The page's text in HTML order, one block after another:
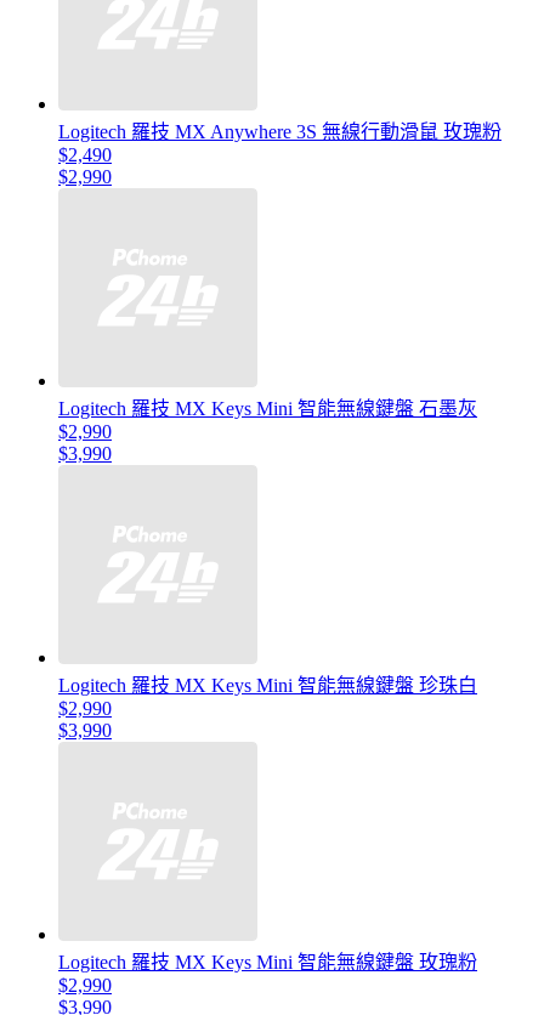
Logitech 羅技 MX Anywhere 3S 無線行動滑鼠 玫瑰粉
$2,490
$2,990
Logitech 羅技 MX Keys Mini 智能無線鍵盤 石墨灰
$2,990
$3,990
Logitech 羅技 MX Keys Mini 智能無線鍵盤 珍珠白
$2,990
$3,990
Logitech 羅技 MX Keys Mini 智能無線鍵盤 玫瑰粉
$2,990
$3,990